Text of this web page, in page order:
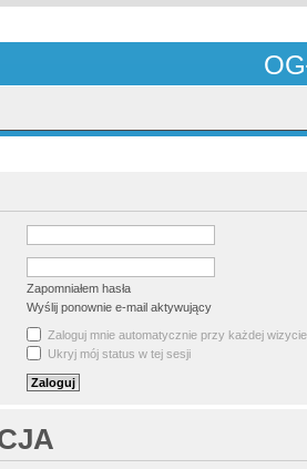
Zapomniałem hasła
Wyślij ponownie e-mail aktywujący
Zaloguj mnie automatycznie przy każdej wizycie
Ukryj mój status w tej sesji